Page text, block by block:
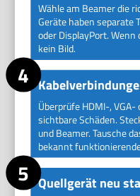
Wähle am Beamer die
Geräte haben separate
oder DisplayPort.
kein Bild.
Überprüfe HDMI-,
sichtbare Schäden.
und Beamer. Tausche
bekannt
Quellgerät neu